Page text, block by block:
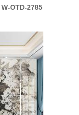
OTD-2785